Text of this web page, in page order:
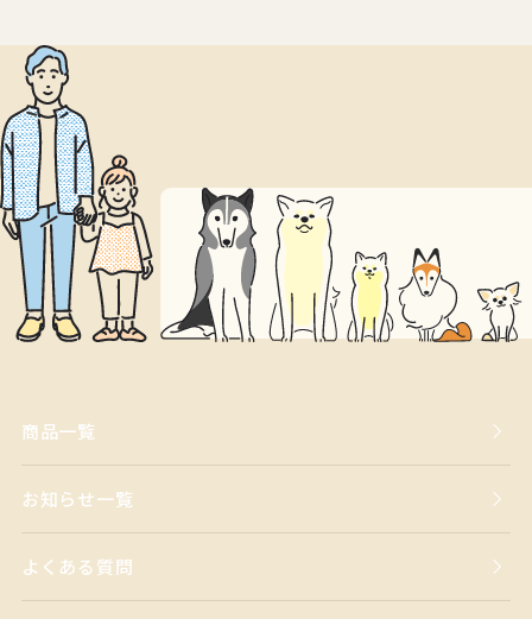
商品一覧
お知らせ一覧
よくある質問